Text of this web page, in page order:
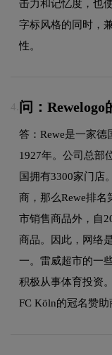
击力和记忆度，也
字标风格的同时，
性。
4. 问：Rewelogo
答：Rewe是一家德
1927年。公司总部
国拥有3300家门店
商，那么Rewe排名
市销售商品外，自
商品。因此，网络
一。雷威超市的一
积极从事体育投资
FC Köln的冠名赞助